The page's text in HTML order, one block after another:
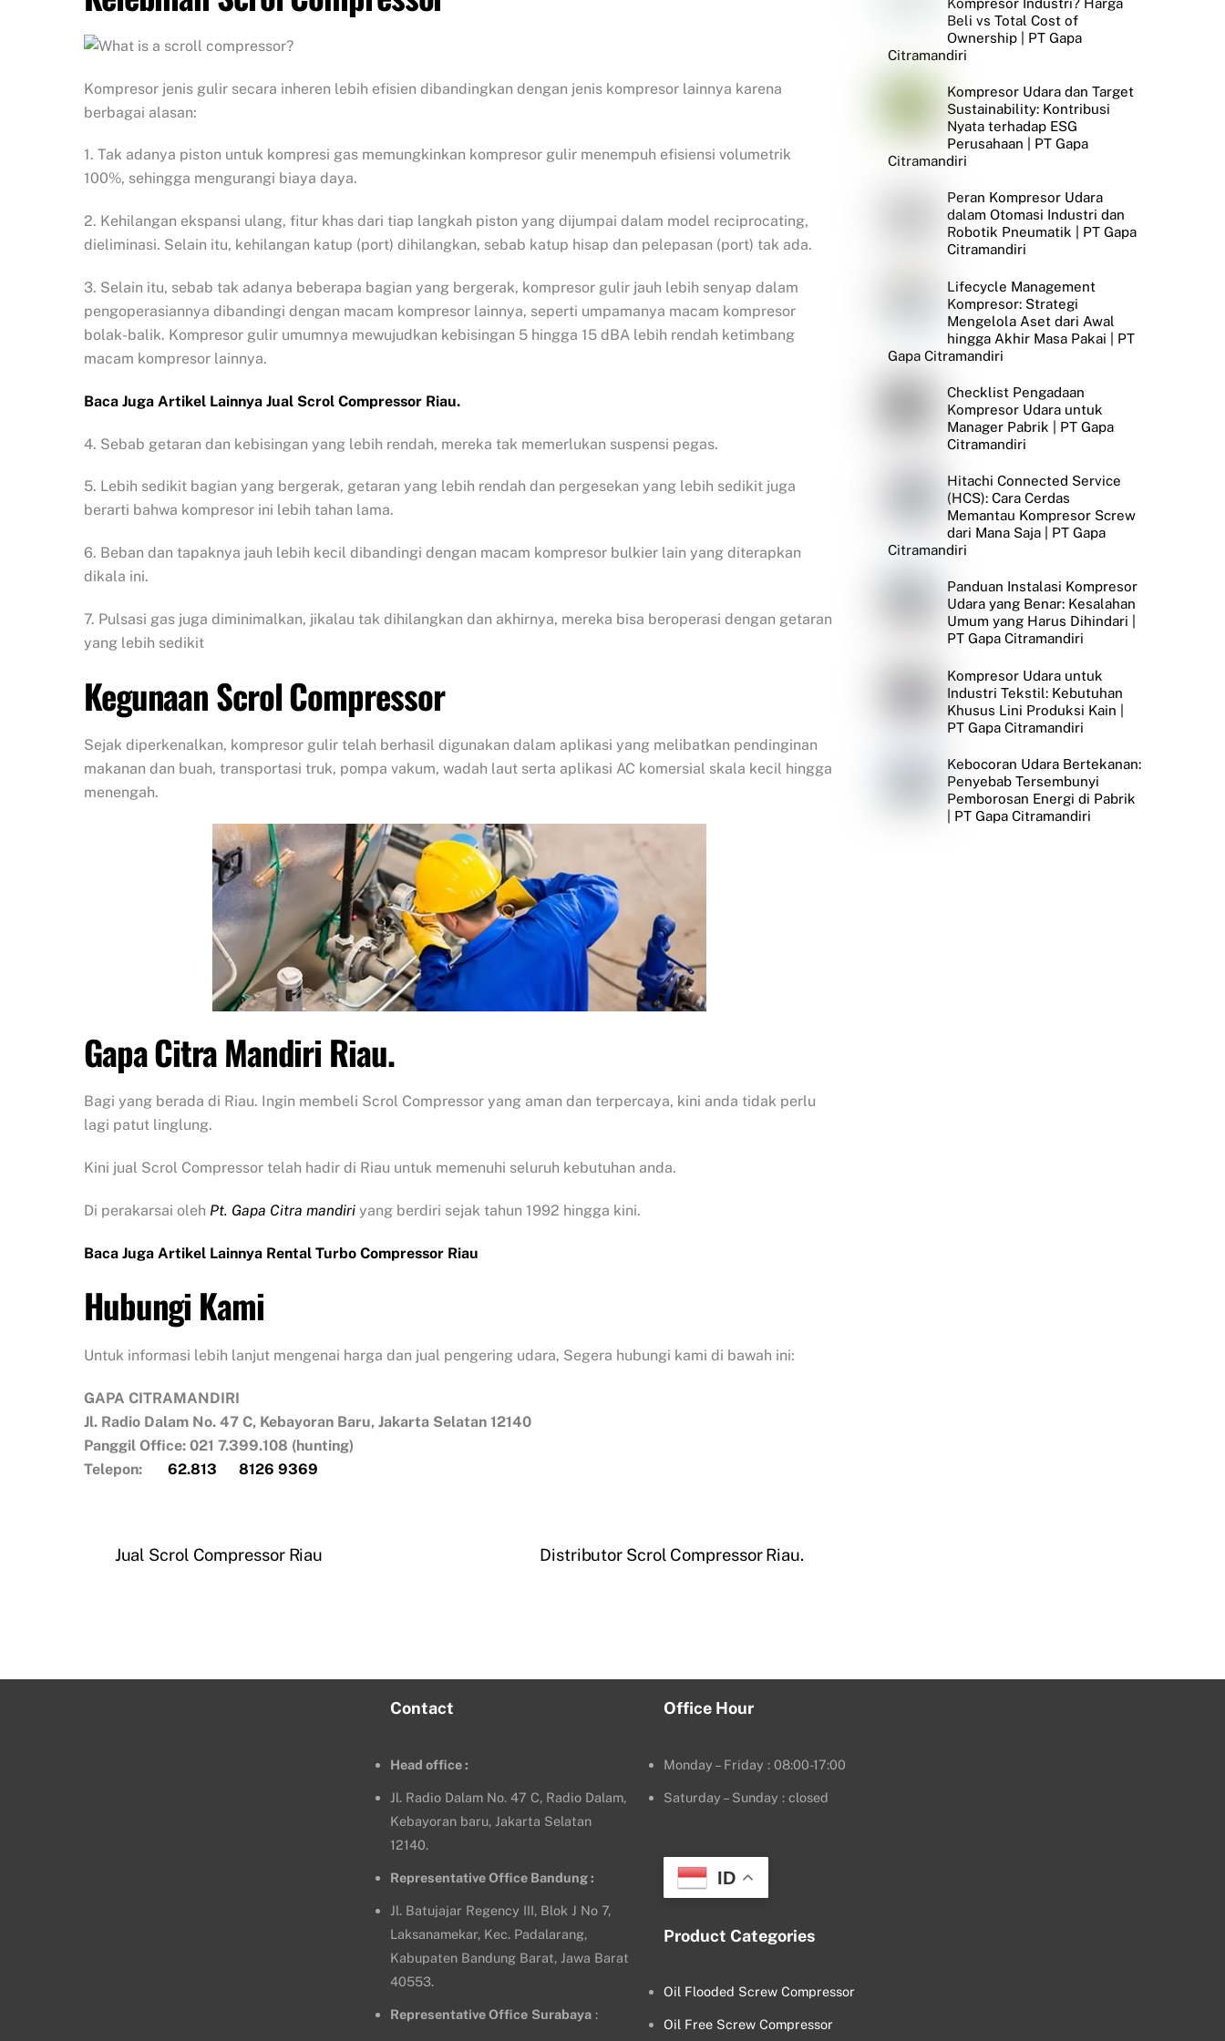
Kompresor jenis gulir secara inheren lebih efisien dibandingkan dengan jenis kompresor lainnya karena
berbagai alasan:
1. Tak adanya piston untuk kompresi gas memungkinkan kompresor gulir menempuh efisiensi volumetrik
100%, sehingga mengurangi biaya daya.
2. Kehilangan ekspansi ulang, fitur khas dari tiap langkah piston yang dijumpai dalam model reciprocating,
dieliminasi. Selain itu, kehilangan katup (port) dihilangkan, sebab katup hisap dan pelepasan (port) tak ada.
3. Selain itu, sebab tak adanya beberapa bagian yang bergerak, kompresor gulir jauh lebih senyap dalam
pengoperasiannya dibandingi dengan macam kompresor lainnya, seperti umpamanya macam kompresor
bolak-balik. Kompresor gulir umumnya mewujudkan kebisingan 5 hingga 15 dBA lebih rendah ketimbang
macam kompresor lainnya.
Baca Juga Artikel Lainnya Jual Scrol Compressor Riau.
4. Sebab getaran dan kebisingan yang lebih rendah, mereka tak memerlukan suspensi pegas.
5. Lebih sedikit bagian yang bergerak, getaran yang lebih rendah dan pergesekan yang lebih sedikit juga
berarti bahwa kompresor ini lebih tahan lama.
6. Beban dan tapaknya jauh lebih kecil dibandingi dengan macam kompresor bulkier lain yang diterapkan
dikala ini.
7. Pulsasi gas juga diminimalkan, jikalau tak dihilangkan dan akhirnya, mereka bisa beroperasi dengan getaran
yang lebih sedikit
Kegunaan Scrol Compressor
Sejak diperkenalkan, kompresor gulir telah berhasil digunakan dalam aplikasi yang melibatkan pendinginan
makanan dan buah, transportasi truk, pompa vakum, wadah laut serta aplikasi AC komersial skala kecil hingga
menengah.
Gapa Citra Mandiri Riau.
Bagi yang berada di Riau. Ingin membeli Scrol Compressor yang aman dan terpercaya, kini anda tidak perlu
lagi patut linglung.
Kini jual Scrol Compressor telah hadir di Riau untuk memenuhi seluruh kebutuhan anda.
Di perakarsai oleh Pt. Gapa Citra mandiri yang berdiri sejak tahun 1992 hingga kini.
Baca Juga Artikel Lainnya Rental Turbo Compressor Riau
Hubungi Kami
Untuk informasi lebih lanjut mengenai harga dan jual pengering udara, Segera hubungi kami di bawah ini:
GAPA CITRAMANDIRI
Jl. Radio Dalam No. 47 C, Kebayoran Baru, Jakarta Selatan 12140
Panggil Office: 021 7.399.108 (hunting)
Telepon: 62.813 8126 9369
Jual Scrol Compressor Riau Distributor Scrol Compressor Riau.
Beli vs Total Cost of
Ownership | PT Gapa
Citramandiri
Kompresor Udara dan Target
Sustainability: Kontribusi
Nyata terhadap ESG
Perusahaan | PT Gapa
Citramandiri
Peran Kompresor Udara
dalam Otomasi Industri dan
Robotik Pneumatik | PT Gapa
Citramandiri
Lifecycle Management
Kompresor: Strategi
Mengelola Aset dari Awal
hingga Akhir Masa Pakai | PT
Gapa Citramandiri
Checklist Pengadaan
Kompresor Udara untuk
Manager Pabrik | PT Gapa
Citramandiri
Hitachi Connected Service
(HCS): Cara Cerdas
Memantau Kompresor Screw
dari Mana Saja | PT Gapa
Citramandiri
Panduan Instalasi Kompresor
Udara yang Benar: Kesalahan
Umum yang Harus Dihindari |
PT Gapa Citramandiri
Kompresor Udara untuk
Industri Tekstil: Kebutuhan
Khusus Lini Produksi Kain |
PT Gapa Citramandiri
Kebocoran Udara Bertekanan:
Penyebab Tersembunyi
Pemborosan Energi di Pabrik
| PT Gapa Citramandiri
Contact
Head office :
Jl. Radio Dalam No. 47 C, Radio Dalam,
Kebayoran baru, Jakarta Selatan
12140.
Representative Office Bandung :
Jl. Batujajar Regency III, Blok J No 7,
Laksanamekar, Kec. Padalarang,
Kabupaten Bandung Barat, Jawa Barat
40553.
Representative Office Surabaya :
Office Hour
Monday – Friday : 08:00-17:00
Saturday – Sunday : closed
ID
Product Categories
Oil Flooded Screw Compressor
Oil Free Screw Compressor